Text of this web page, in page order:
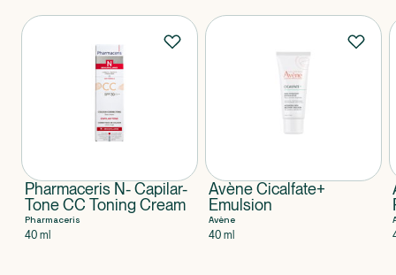
Produkter
Pharmaceris N- Capilar-
Tone CC Toning Cream
Pharmaceris
40 ml
Avène Cicalfate+
Emulsion
Avène
40 ml